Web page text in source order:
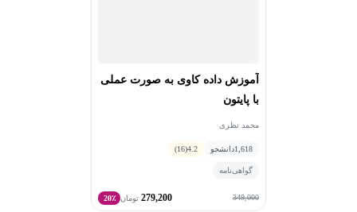
آموزش داده کاوی به صورت عملی
با پایتون
محمد نظری
1,618دانشجو 4.2
(16)
گواهی‌نامه
349,000
279,200 تومان 20٪